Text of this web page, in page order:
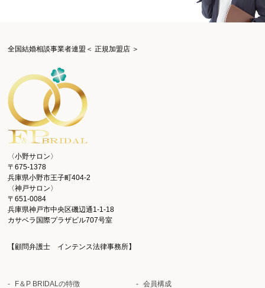
全国結婚相談事業者連盟＜ 正規加盟店 ＞
〈小野サロン〉
〒675-1378
兵庫県小野市王子町404-2
〈神戸サロン〉
〒651-0084
兵庫県神戸市中央区磯辺通1-1-18
カサベラ国際プラザビル707号室
【顧問弁護士 インテンス法律事務所】
F＆P BRIDALの特徴 会員構成